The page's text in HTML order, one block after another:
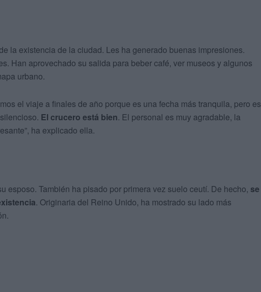
la existencia de la ciudad. Les ha generado buenas impresiones.
Han aprovechado su salida para beber café, ver museos y algunos
urbano.
el viaje a finales de año porque es una fecha más tranquila, pero es
El crucero está bien. El personal es muy agradable, la
ha explicado ella.
esposo. También ha pisado por primera vez suelo ceutí. De hecho, se
. Originaria del Reino Unido, ha mostrado su lado más